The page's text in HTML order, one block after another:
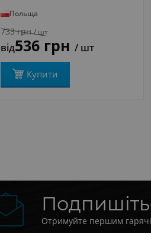
Польща
733 грн/ шт
від536 грн / шт
Купити
Отримуйте першим гарячі